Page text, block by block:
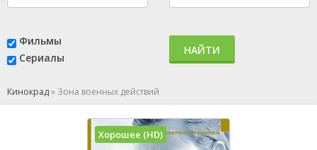
Фильмы
Сериалы
НАЙТИ
Кинокрад» Зона военных действий
Хорошее (HD)